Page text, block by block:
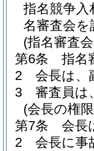
指名競争
名審査会
(指名審査
第6条
指名
2
会長は、
3
審査員は
(会長の権
第7条
会長
2
会長に事